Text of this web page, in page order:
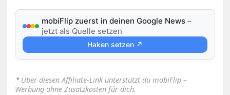
mobiFlip zuerst in deinen Google News –
jetzt als Quelle setzen
Haken setzen ↗
⋆ Über diesen Affiliate-Link unterstützt du mobiFlip –
Werbung ohne Zusatzkosten für dich.